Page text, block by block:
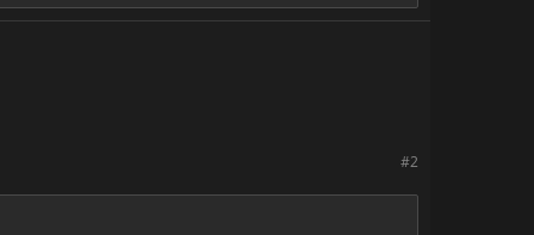
#2